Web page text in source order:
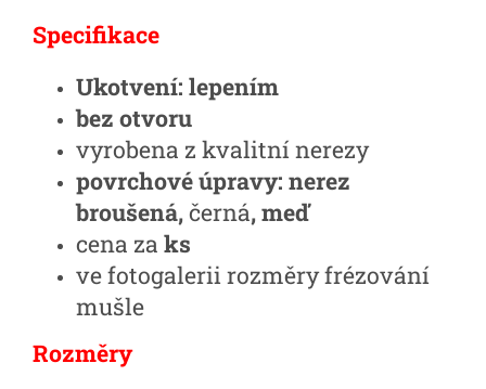
Specifikace
Ukotvení: lepením
bez otvoru
vyrobena z kvalitní nerezy
povrchové úpravy: nerez
broušená,černá, meď
cena za ks
ve fotogalerii rozměry frézování
mušle
Rozměry